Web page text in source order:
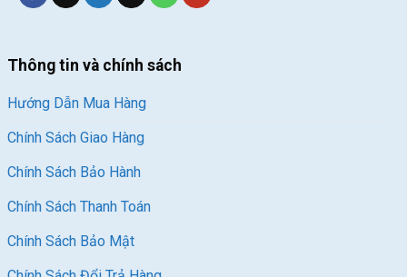
Thông tin và chính sách
Hướng Dẫn Mua Hàng
Chính Sách Giao Hàng
Chính Sách Bảo Hành
Chính Sách Thanh Toán
Chính Sách Bảo Mật